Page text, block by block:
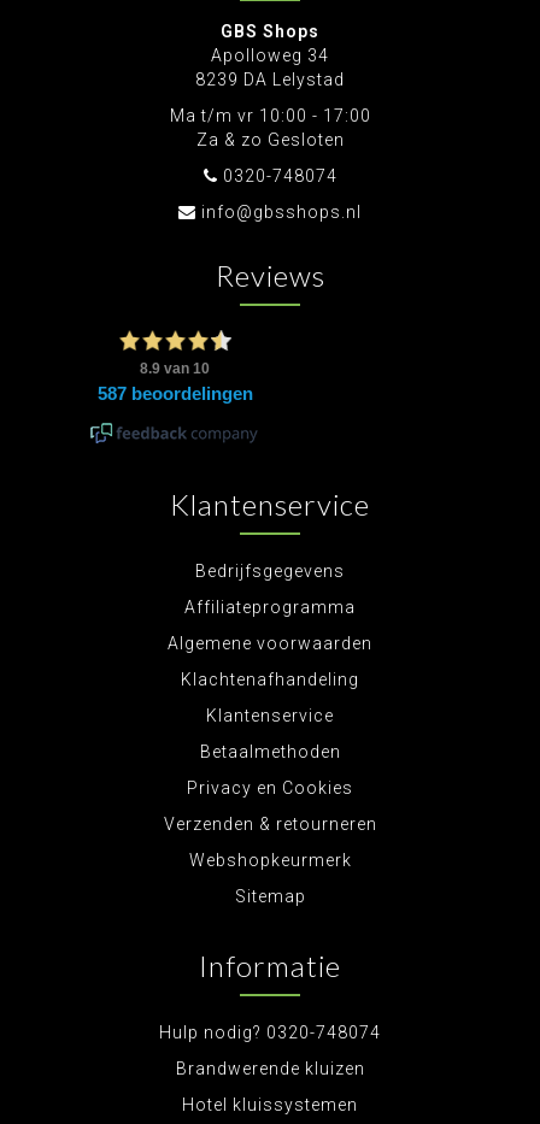
GBS Shops
Apolloweg 34
8239 DA Lelystad
Ma t/m vr 10:00 - 17:00
Za & zo Gesloten
0320-748074
info@gbsshops.nl
Reviews
Klantenservice
Bedrijfsgegevens
Affiliateprogramma
Algemene voorwaarden
Klachtenafhandeling
Klantenservice
Betaalmethoden
Privacy en Cookies
Verzenden & retourneren
Webshopkeurmerk
Sitemap
Informatie
Hulp nodig? 0320-748074
Brandwerende kluizen
Hotel kluissystemen